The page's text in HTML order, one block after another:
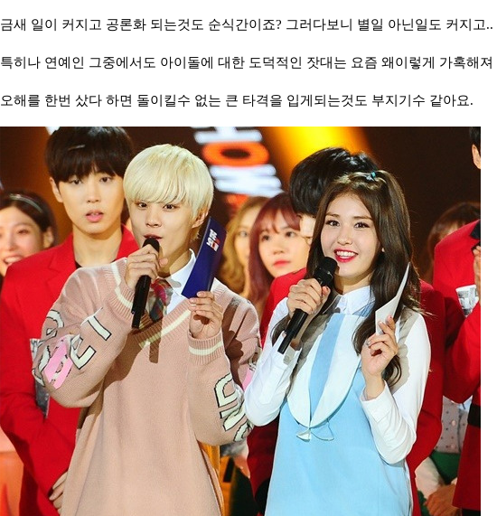
금새 일이 커지고 공론화 되는것도 순식간이죠? 그러다보니 별일 아닌일도 커지고..
특히나 연예인 그중에서도 아이돌에 대한 도덕적인 잣대는 요즘 왜이렇게 가혹해져
오해를 한번 샀다 하면 돌이킬수 없는 큰 타격을 입게되는것도 부지기수 같아요.